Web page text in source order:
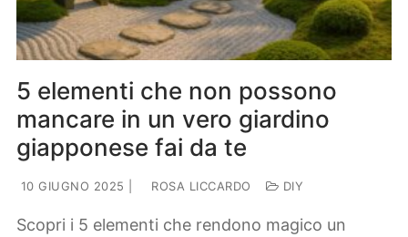
5 elementi che non possono
mancare in un vero giardino
giapponese fai da te
10 GIUGNO 2025 ROSA LICCARDO DIY
Scopri i 5 elementi che rendono magico un